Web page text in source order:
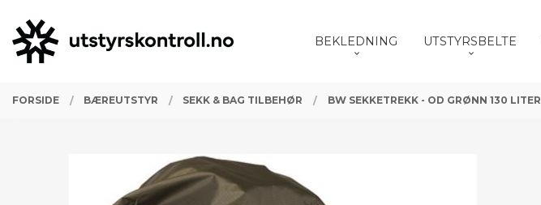
innholdet
PRODUKTER
BEKLEDNING UTSTYRSBELTE
FORSIDE BÆREUTSTYR SEKK & BAG TILBEHØR BW SEKKETREKK - OD GRØNN 130 LITER